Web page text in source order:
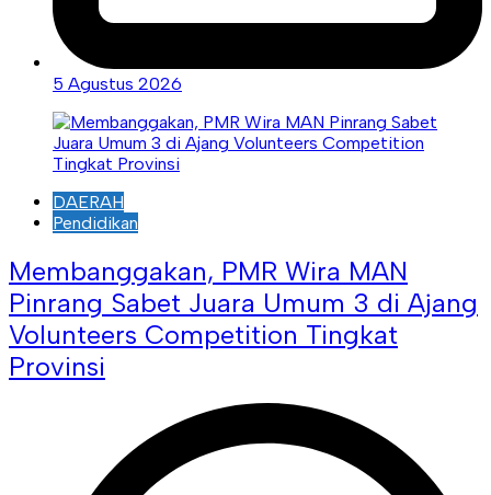
5 Agustus 2026
DAERAH
Pendidikan
Membanggakan, PMR Wira MAN
Pinrang Sabet Juara Umum 3 di Ajang
Volunteers Competition Tingkat
Provinsi